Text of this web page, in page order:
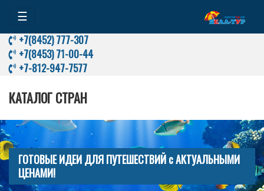
☰
+7(8452) 777-307
+7(8453) 71-00-44
+7-812-947-7577
КАТАЛОГ СТРАН
ГОТОВЫЕ ИДЕИ ДЛЯ ПУТЕШЕСТВИЙ с АКТУАЛЬНЫМИ
ЦЕНАМИ!